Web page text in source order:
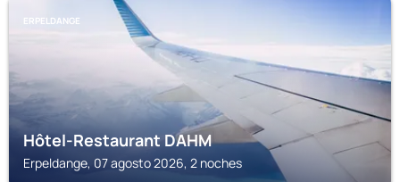
ERPELDANGE
Hôtel-Restaurant DAHM
Erpeldange, 07 agosto 2026, 2 noches